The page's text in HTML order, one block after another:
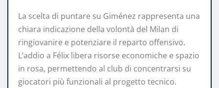
La scelta di puntare su Giménez rappresenta una
chiara indicazione della volontà del Milan di
ringiovanire e potenziare il reparto offensivo.
L’addio a Félix libera risorse economiche e spazio
in rosa, permettendo al club di concentrarsi su
giocatori più funzionali al progetto tecnico.​